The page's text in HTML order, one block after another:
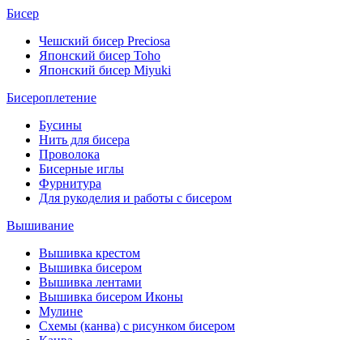
Бисер
Чешский бисер Preciosa
Японский бисер Toho
Японский бисер Miyuki
Бисероплетение
Бусины
Нить для бисера
Проволока
Бисерные иглы
Фурнитура
Для рукоделия и работы с бисером
Вышивание
Вышивка крестом
Вышивка бисером
Вышивка лентами
Вышивка бисером Иконы
Мулине
Схемы (канва) с рисунком бисером